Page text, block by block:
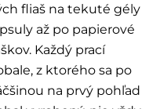
fliaš na tekuté gély
až po papierové
Každý prací
z ktorého sa po
na prvý pohľad